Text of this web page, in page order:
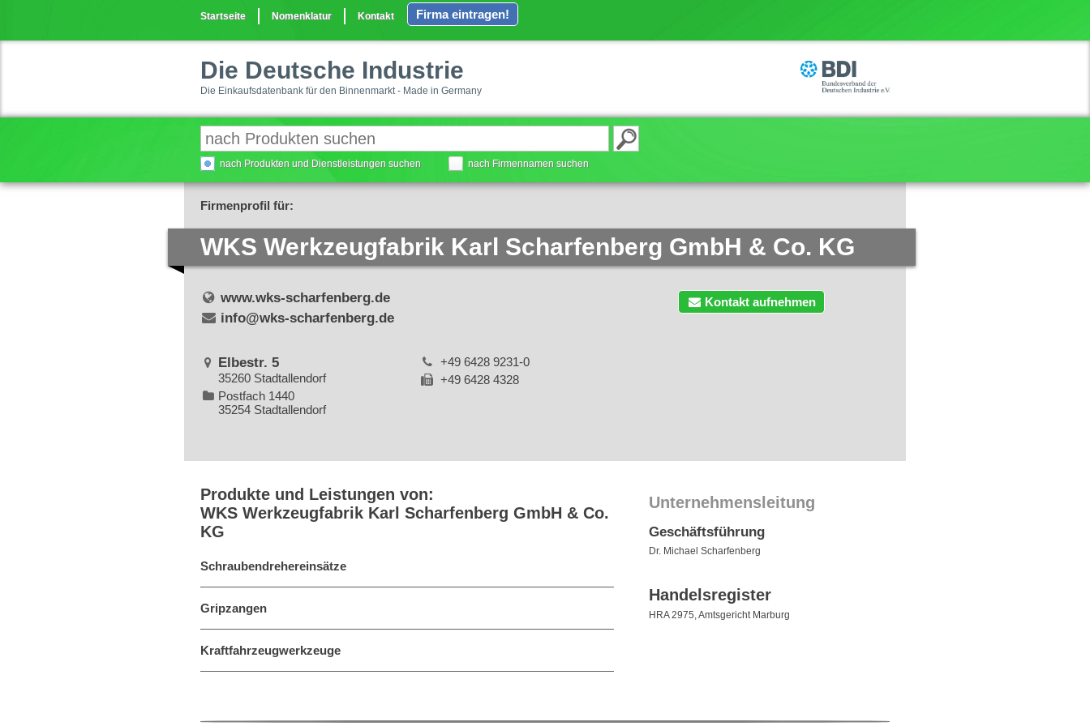
Startseite Nomenklatur Kontakt Firma eintragen!
Die Deutsche Industrie
Die Einkaufsdatenbank für den Binnenmarkt - Made in Germany
nach Produkten und Dienstleistungen suchen nach Firmennamen suchen
Firmenprofil für:
WKS Werkzeugfabrik Karl Scharfenberg GmbH & Co. KG
Kontakt aufnehmen
www.wks-scharfenberg.de
info@wks-scharfenberg.de
Elbestr. 5
35260 Stadtallendorf
Postfach 1440
35254 Stadtallendorf
+49 6428 9231-0
+49 6428 4328
Produkte und Leistungen von:
WKS Werkzeugfabrik Karl Scharfenberg GmbH & Co.
KG
Schraubendrehereinsätze
Gripzangen
Kraftfahrzeugwerkzeuge
Unternehmensleitung
Geschäftsführung
Dr. Michael Scharfenberg
Handelsregister
HRA 2975, Amtsgericht Marburg